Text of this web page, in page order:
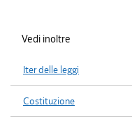
Vedi inoltre
Iter delle leggi
Costituzione